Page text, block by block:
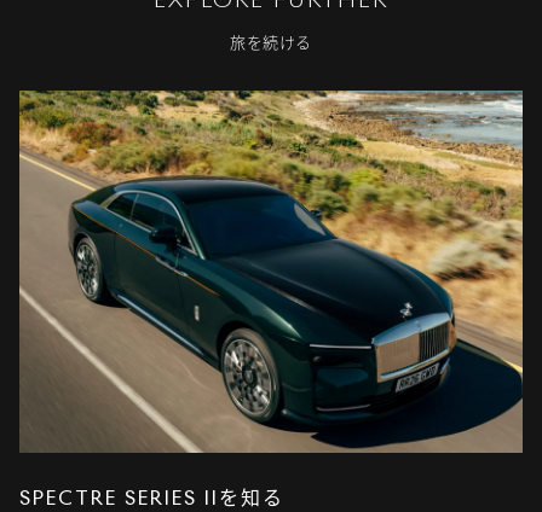
旅を続ける
SPECTRE SERIES IIを知る